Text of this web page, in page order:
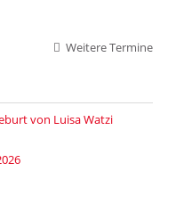
Weitere Termine
von Luisa Watzi